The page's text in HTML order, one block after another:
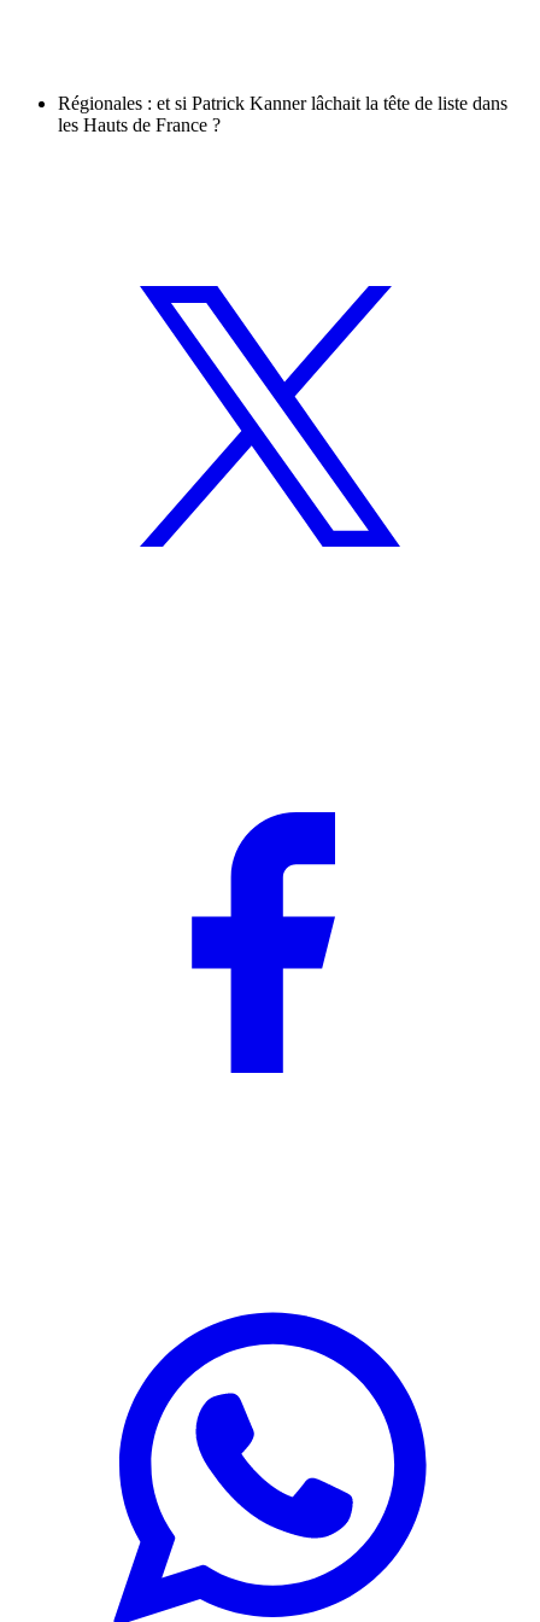
Régionales : et si Patrick Kanner lâchait la tête de liste dans
les Hauts de France ?